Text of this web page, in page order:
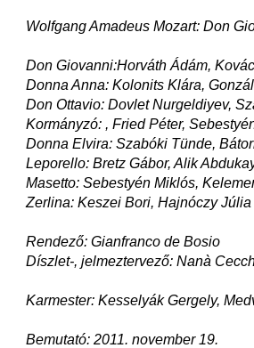
Wolfgang Amadeus Mozart: Don
Don Giovanni:Horváth Ádám,
Donna Anna: Kolonits Klára,
Don Ottavio: Dovlet Nurgeldiyev,
Kormányzó: , Fried Péter,
Donna Elvira: Szabóki Tünde,
Leporello: Bretz Gábor, Alik
Masetto: Sebestyén Miklós,
Zerlina: Keszei Bori, Hajnóczy Júlia
Rendező: Gianfranco de Bosio
Díszlet-, jelmeztervező: Nanà
Karmester: Kesselyák Gergely,
Bemutató: 2011. november 19.